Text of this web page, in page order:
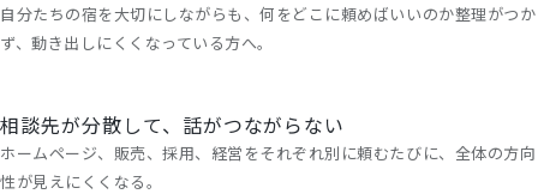
自分たちの宿を大切にしながらも、何をどこに頼めばいいのか整理がつか
ず、動き出しにくくなっている方へ。
相談先が分散して、話がつながらない
ホームページ、販売、採用、経営をそれぞれ別に頼むたびに、全体の方向
性が見えにくくなる。